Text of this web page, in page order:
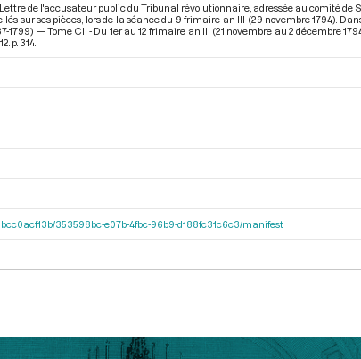
de l'accusateur public du Tribunal révolutionnaire, adressée au comité de
sur ses pièces, lors de la séance du 9 frimaire an III (29 novembre 1794).
— Tome CII - Du 1er au 12 frimaire an III (21 novembre au 2 décembre
p. 314.
353598bc-e07b-4fbc-96b9-d188fc31c6c3/manifest